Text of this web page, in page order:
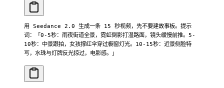
用 Seedance 2.0 生成一条 15 秒视频，先不要建故事板。提示
词：「0-5秒：雨夜街道全景，霓虹倒影打湿路面，镜头缓慢前推。5-
10秒：中景跟拍，女孩撑红伞穿过橱窗灯光。10-15秒：近景侧脸特
写，水珠与灯牌反光掠过，电影感。」